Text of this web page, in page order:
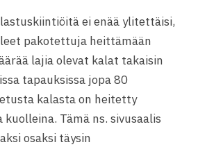
ei enää ylitettäisi,
pakotettuja heittämään
lajia olevat kalat takaisin
tapauksissa jopa 80
kalasta on heitetty
kuolleina. Tämä ns. sivusaalis
osaksi täysin